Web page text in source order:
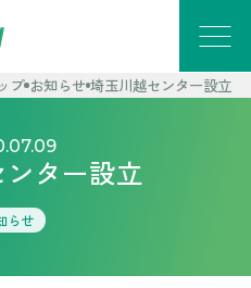
プ お知らせ 埼玉川越センター設立
ター設立
らせ